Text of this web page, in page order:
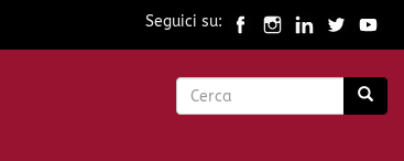
Seguici su:
Form